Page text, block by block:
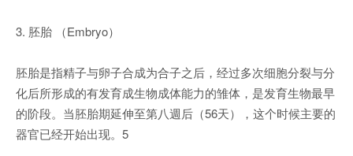
3. 胚胎 （Embryo）
胚胎是指精子与卵子合成为合子之后，经过多次细胞分裂与分
化后所形成的有发育成生物成体能力的雏体，是发育生物最早
的阶段。当胚胎期延伸至第八週后（56天），这个时候主要的
器官已经开始出现。5